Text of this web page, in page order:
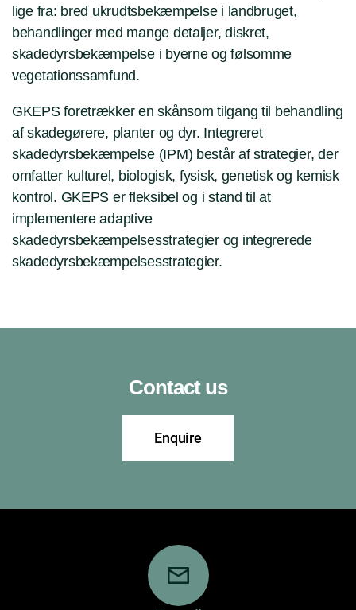
lige fra: bred ukrudtsbekæmpelse i landbruget,
behandlinger med mange detaljer, diskret,
skadedyrsbekæmpelse i byerne og følsomme
vegetationssamfund.
GKEPS foretrækker en skånsom tilgang til behandling
af skadegørere, planter og dyr. Integreret
skadedyrsbekæmpelse (IPM) består af strategier, der
omfatter kulturel, biologisk, fysisk, genetisk og kemisk
kontrol. GKEPS er fleksibel og i stand til at
implementere adaptive
skadedyrsbekæmpelsesstrategier og integrerede
skadedyrsbekæmpelsesstrategier.
Contact us
Enquire